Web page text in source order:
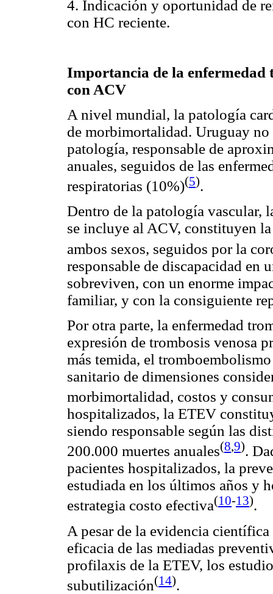
4. Indicación y oportunidad de
con HC reciente.
Importancia de la enfermedad
con ACV
A nivel mundial, la patología
de morbimortalidad. Uruguay no
patología, responsable de
anuales, seguidos de las
respiratorias (10%)(5).
Dentro de la patología vascular,
se incluye al ACV, constituyen
ambos sexos, seguidos por la
responsable de discapacidad en
sobreviven, con un enorme
familiar, y con la consiguiente
Por otra parte, la enfermedad
expresión de trombosis venosa
más temida, el
sanitario de dimensiones
morbimortalidad, costos y
hospitalizados, la ETEV
siendo responsable según las
200.000 muertes anuales(8,9).
pacientes hospitalizados, la
estudiada en los últimos años y
estrategia costo efectiva(10-13).
A pesar de la evidencia
eficacia de las mediadas
profilaxis de la ETEV, los
subutilización(14).